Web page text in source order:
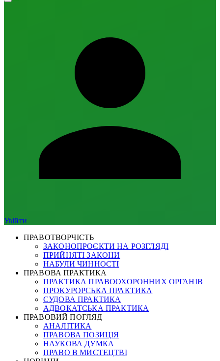
Увійти
ПРАВОТВОРЧІСТЬ
ЗАКОНОПРОЄКТИ НА РОЗГЛЯДІ
ПРИЙНЯТІ ЗАКОНИ
НАБУЛИ ЧИННОСТІ
ПРАВОВА ПРАКТИКА
ПРАКТИКА ПРАВООХОРОННИХ ОРГАНІВ
ПРОКУРОРСЬКА ПРАКТИКА
СУДОВА ПРАКТИКА
АДВОКАТСЬКА ПРАКТИКА
ПРАВОВИЙ ПОГЛЯД
АНАЛІТИКА
ПРАВОВА ПОЗИЦІЯ
НАУКОВА ДУМКА
ПРАВО В МИСТЕЦТВІ